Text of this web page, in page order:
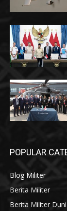
POPULAR
Blog Militer
Berita Militer
Berita Militer